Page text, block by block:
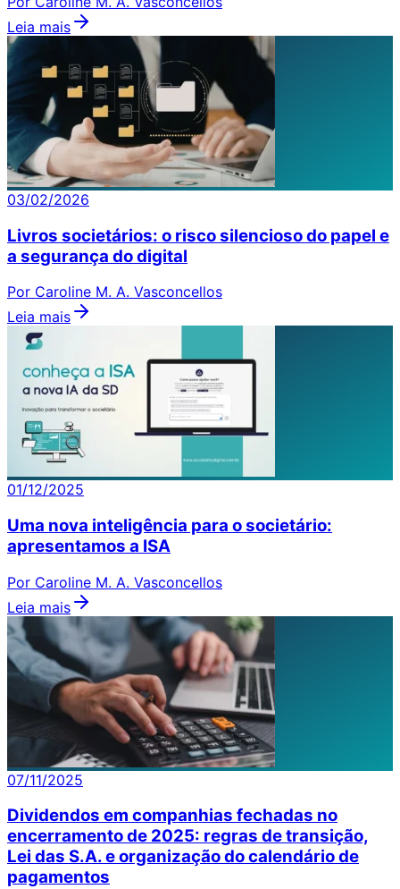
Leia mais
03/02/2026
Livros societários: o risco silencioso do papel e
a segurança do digital
Por Caroline M. A. Vasconcellos
Leia mais
01/12/2025
Uma nova inteligência para o societário:
apresentamos a ISA
Por Caroline M. A. Vasconcellos
Leia mais
07/11/2025
Dividendos em companhias fechadas no
encerramento de 2025: regras de transição,
Lei das S.A. e organização do calendário de
pagamentos